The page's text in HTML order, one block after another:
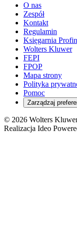
O nas
Zespół
Kontakt
Regulamin
Księgarnia
Wolters Kluwer
FEPI
FPOP
Mapa strony
Polityka
Pomoc
Zarządzaj
© 2026 Wolters
Realizacja Ideo